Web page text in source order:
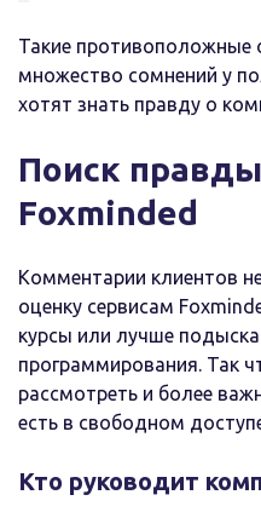
Такие
множество сомнений у
хотят знать правду о
Поиск
Foxminded
Комментарии клиентов
оценку сервисам
курсы или лучше
программирования. Так
рассмотреть и более
есть в свободном
Кто руководит